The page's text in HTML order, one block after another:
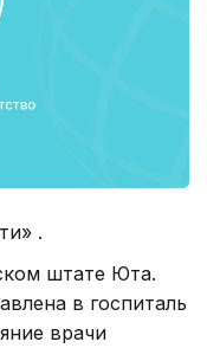
.
штате Юта.
в госпиталь
врачи